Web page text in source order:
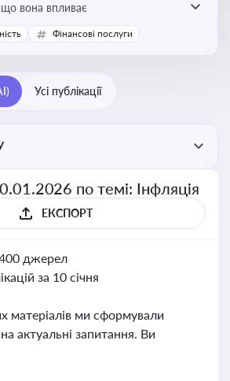
що вона впливає
Фінансові послуги
Усі публікації
по темі: Інфляція
ЕКСПОРТ
джерел
за 10 січня
матеріалів ми сформували
на актуальні запитання. Ви